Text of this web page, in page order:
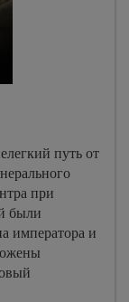
путь от
при
были
императора и